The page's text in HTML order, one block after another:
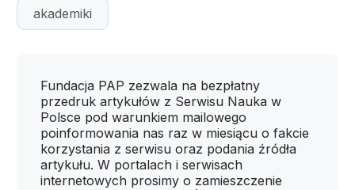
akademiki
Fundacja PAP zezwala na bezpłatny
przedruk artykułów z Serwisu Nauka w
Polsce pod warunkiem mailowego
poinformowania nas raz w miesiącu o fakcie
korzystania z serwisu oraz podania źródła
artykułu. W portalach i serwisach
internetowych prosimy o zamieszczenie